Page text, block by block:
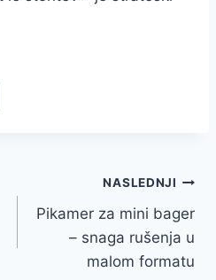
NASLEDNJI
Pikamer za mini bager
– snaga rušenja u
malom formatu